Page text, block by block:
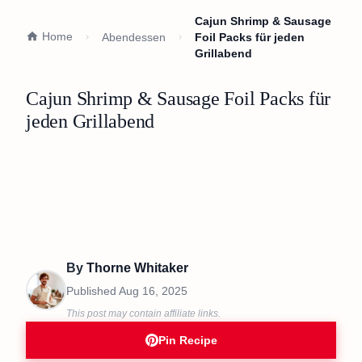
Home Abendessen
Cajun Shrimp & Sausage
Foil Packs für jeden
Grillabend
Cajun Shrimp & Sausage Foil Packs für
jeden Grillabend
By Thorne Whitaker
Published Aug 16, 2025
This post may contain affiliate links.
Pin Recipe